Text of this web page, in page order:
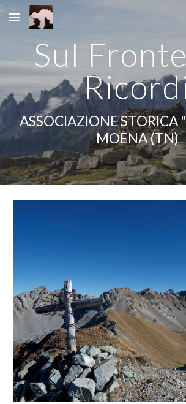
Skip to main content
Sul
ASSOCIAZIONE
MOENA (TN)